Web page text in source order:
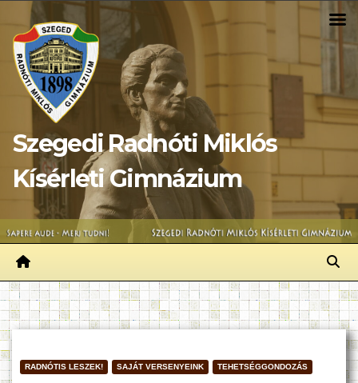
content
Szegedi Radnóti Miklós
Kísérleti Gimnázium
RADNÓTIS LESZEK! SAJÁT VERSENYEINK TEHETSÉGGONDOZÁS